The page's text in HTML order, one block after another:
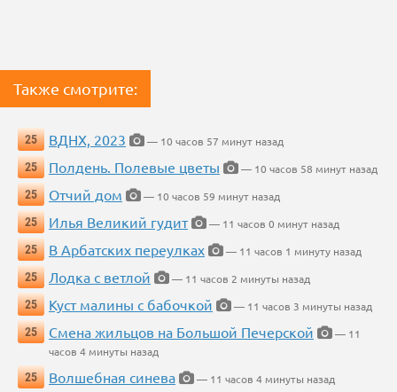
Также смотрите:
25 ВДНХ, 2023
— 10 часов 57 минут назад
25
Полдень. Полевые цветы
— 10 часов 58 минут назад
25
Отчий дом
— 10 часов 59 минут назад
25
Илья Великий гудит
— 11 часов 0 минут назад
25
В Арбатских переулках
— 11 часов 1 минуту назад
25
Лодка с ветлой
— 11 часов 2 минуты назад
25
Куст малины с бабочкой
— 11 часов 3 минуты назад
25
Смена жильцов на Большой Печерской
— 11
часов 4 минуты назад
25
Волшебная синева
— 11 часов 4 минуты назад